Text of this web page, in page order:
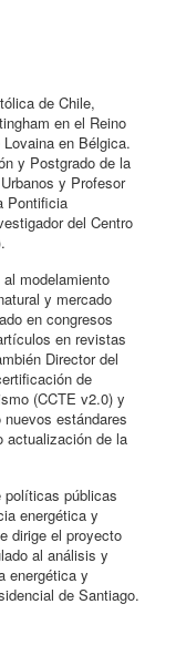
de Chile,
en el Reino
en Bélgica.
y Postgrado de la
y Profesor
Pontificia
del Centro
modelamiento
y mercado
en congresos
en revistas
Director del
de
(CCTE v2.0) y
estándares
actualización de la
políticas públicas
energética y
dirige el proyecto
al análisis y
energética y
de Santiago.